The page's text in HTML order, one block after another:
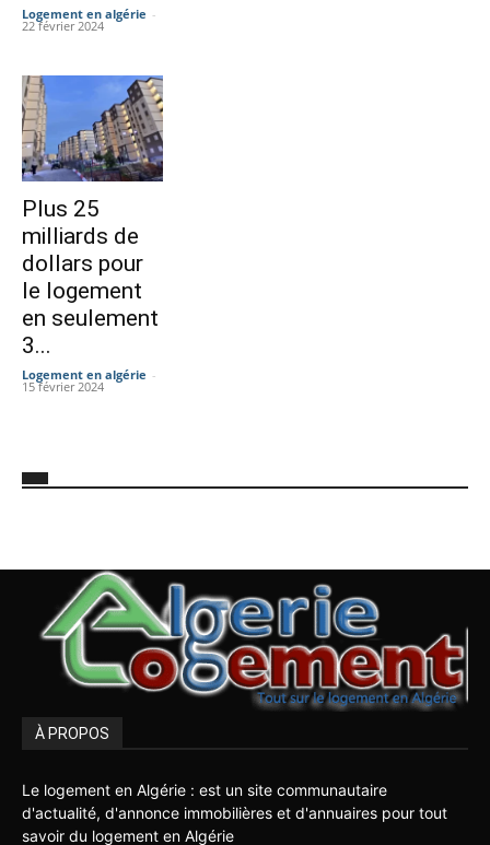
Logement en algérie -
22 février 2024
Plus 25
milliards de
dollars pour
le logement
en seulement
3...
Logement en algérie -
15 février 2024
À PROPOS
Le logement en Algérie : est un site communautaire
d'actualité, d'annonce immobilières et d'annuaires pour tout
savoir du logement en Algérie